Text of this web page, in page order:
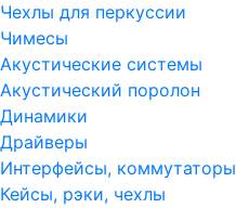
Чехлы для перкуссии
Чимесы
Акустические системы
Акустический поролон
Динамики
Драйверы
Интерфейсы, коммутаторы
Кейсы, рэки, чехлы